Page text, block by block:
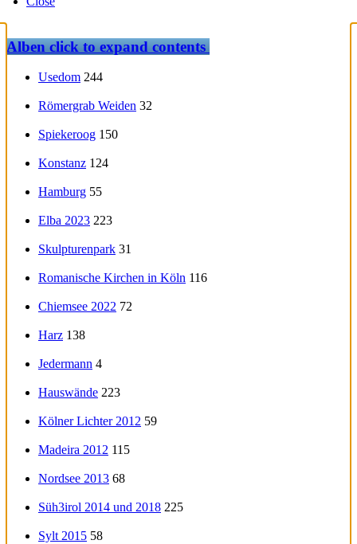
Albenclick to expand contents
Usedom 244
Römergrab Weiden 32
Spiekeroog 150
Konstanz 124
Hamburg 55
Elba 2023 223
Skulpturenpark 31
Romanische Kirchen in Köln 116
Chiemsee 2022 72
Harz 138
Jedermann 4
Hauswände 223
Kölner Lichter 2012 59
Madeira 2012 115
Nordsee 2013 68
Süh3irol 2014 und 2018 225
Sylt 2015 58